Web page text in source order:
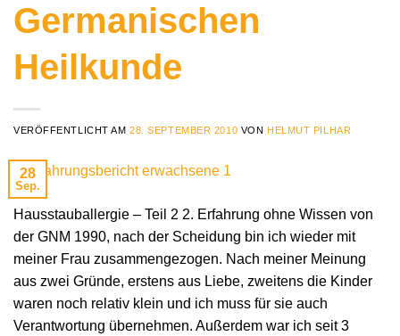
Germanischen
Heilkunde
VERÖFFENTLICHT AM28. SEPTEMBER 2010 VON HELMUT PILHAR
28
Sep.
Hausstauballergie – Teil 2 2. Erfahrung ohne Wissen von
der GNM 1990, nach der Scheidung bin ich wieder mit
meiner Frau zusammengezogen. Nach meiner Meinung
aus zwei Gründe, erstens aus Liebe, zweitens die Kinder
waren noch relativ klein und ich muss für sie auch
Verantwortung übernehmen. Außerdem war ich seit 3